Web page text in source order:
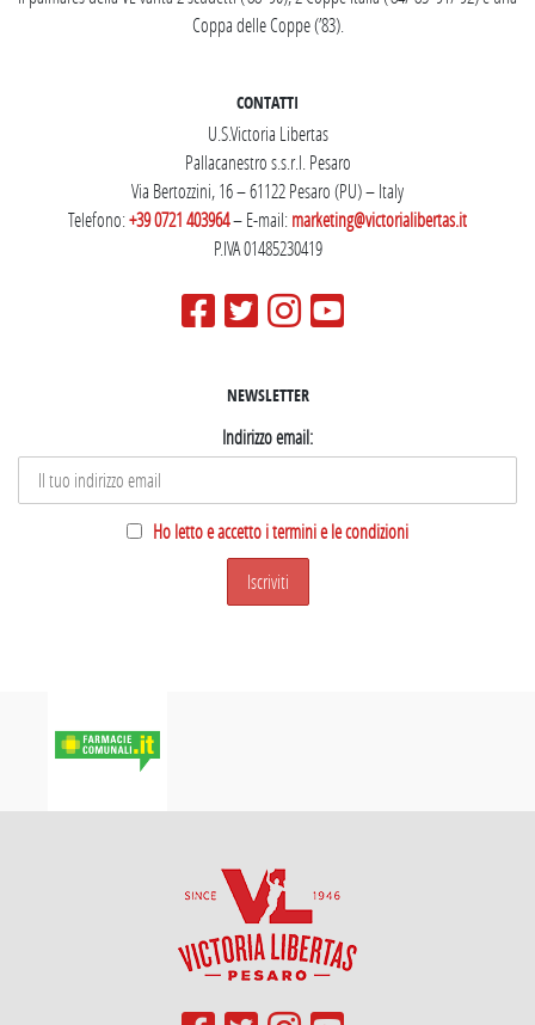
Coppa delle Coppe (’83).
CONTATTI
U.S.Victoria Libertas
Pallacanestro s.s.r.l. Pesaro
Via Bertozzini, 16 – 61122 Pesaro (PU) – Italy
Telefono:+39 0721 403964– E-mail:marketing@victorialibertas.it
P.IVA 01485230419
NEWSLETTER
Indirizzo email:
Ho letto e accetto i termini e le condizioni